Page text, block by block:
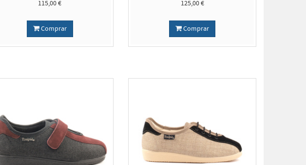
115,00 €
Comprar
125,00 €
Comprar